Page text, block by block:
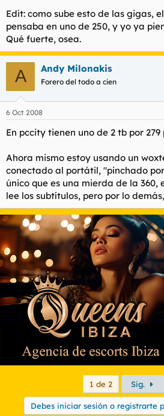
Edit: como sube esto de las gigas,
pensaba en uno de 250, y yo ya
Qué fuerte, osea.
A Andy Milonakis
Forero del todo a cien
6 Oct 2008
En pccity tienen uno de 2 tb por
Ahora mismo estoy usando un
conectado al portátil, "pinchado
único que es una mierda de la 360,
lee los subtítulos, pero por lo
1 de 2 Sig.
Debes iniciar sesión o registrarte